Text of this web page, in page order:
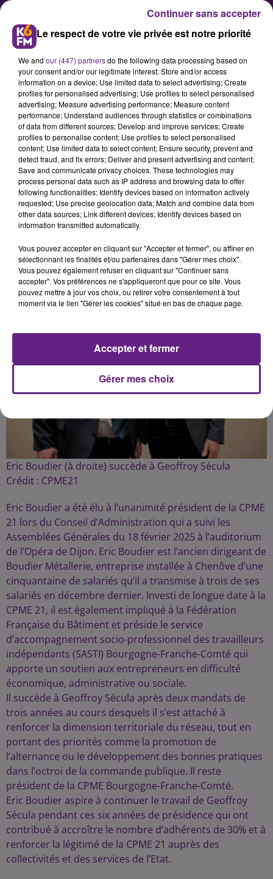
La CPME 21 a un nouveau
Président
Voici le communiqué de presse reçu
hier soir à la rédaction K6
Publié : 20 février 2025 à 8h00 par Redaction
Eric Boudier (à droite) succède à Geoffroy Sécula
Crédit : CPME21
Eric Boudier a été élu à l’unanimité président de la CPME
21 lors du Conseil d’Administration qui a suivi les
Assemblées Générales du 18 février 2025 à l’auditorium
de l’Opéra de Dijon. Eric Boudier est l’ancien dirigeant de
Boudier Métallerie, entreprise installée à Chenôve d’une
cinquantaine de salariés qu’il a transmise à trois de ses
salariés en décembre dernier. Investi de longue date à la
CPME 21, il est également impliqué à la Fédération
Française du Bâtiment et préside le service
d’accompagnement socio-professionnel des travailleurs
indépendants (SASTI) Bourgogne-Franche-Comté qui
apporte un soutien aux entrepreneurs en difficulté
économique, administrative ou sociale.
Il succède à Geoffroy Sécula après deux mandats de
trois années au cours desquels il s’est attaché à
renforcer la dimension territoriale du réseau, tout en
portant des priorités comme la promotion de
l’alternance ou le développement des bonnes pratiques
dans l’octroi de la commande publique. Il reste
président de la CPME Bourgogne-Franche-Comté.
Eric Boudier aspire à continuer le travail de Geoffroy
Sécula pendant ces six années de présidence qui ont
contribué à accroître le nombre d’adhérents de 30% et à
renforcer la légitimé de la CPME 21 auprès des
collectivités et des services de l’Etat.
Le respect de votre vie privée est notre priorité
We and our (447) partnersdo the following data processing based on
your consent and/or our legitimate interest: Store and/or access
information on a device; Use limited data to select advertising; Create
profiles for personalised advertising; Use profiles to select personalised
advertising; Measure advertising performance; Measure content
performance; Understand audiences through statistics or combinations
of data from different sources; Develop and improve services; Create
profiles to personalise content; Use profiles to select personalised
content; Use limited data to select content; Ensure security, prevent and
detect fraud, and fix errors; Deliver and present advertising and content;
Save and communicate privacy choices. These technologies may
process personal data such as IP address and browsing data to offer
following functionalities: Identify devices based on information actively
requested; Use precise geolocation data; Match and combine data from
other data sources; Link different devices; Identify devices based on
information transmitted automatically.
Vous pouvez accepter en cliquant sur "Accepter et fermer", ou affiner en
sélectionnant les finalités et/ou partenaires dans "Gérer mes choix".
Vous pouvez également refuser en cliquant sur "Continuer sans
accepter". Vos préférences ne s'appliqueront que pour ce site. Vous
pouvez mettre à jour vos choix, ou retirer votre consentement à tout
moment via le lien "Gérer les cookies" situé en bas de chaque page.
Gérer mes choix
Accepter et fermer
Continuer sans accepter